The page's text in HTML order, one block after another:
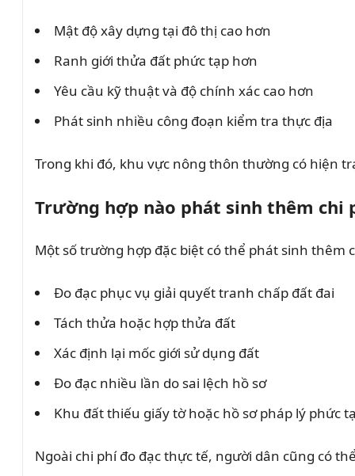
Mật độ xây dựng tại đô thị cao hơn
Ranh giới thửa đất phức tạp hơn
Yêu cầu kỹ thuật và độ chính xác cao hơn
Phát sinh nhiều công đoạn kiểm tra thực địa
Trong khi đó, khu vực nông thôn thường có hiện
Trường hợp nào phát sinh thêm chi
Một số trường hợp đặc biệt có thể phát sinh thêm
Đo đạc phục vụ giải quyết tranh chấp đất đai
Tách thửa hoặc hợp thửa đất
Xác định lại mốc giới sử dụng đất
Đo đạc nhiều lần do sai lệch hồ sơ
Khu đất thiếu giấy tờ hoặc hồ sơ pháp lý phức
Ngoài chi phí đo đạc thực tế, người dân cũng có